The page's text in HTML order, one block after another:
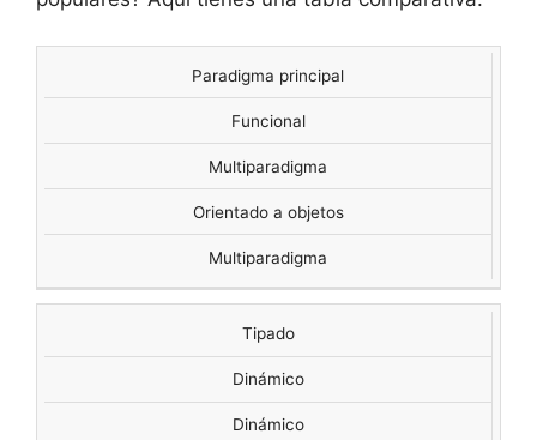
CARACTERÍSTICA LISP
Paradigma principal
Funcional
Multiparadigma
Orientado a objetos
Multiparadigma
Tipado
Dinámico
Dinámico